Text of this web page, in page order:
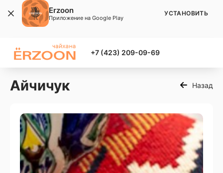
+7 (423) 209-09-69
Айчичук Назад
Erzoon
Приложение на Google Play
УСТАНОВИТЬ